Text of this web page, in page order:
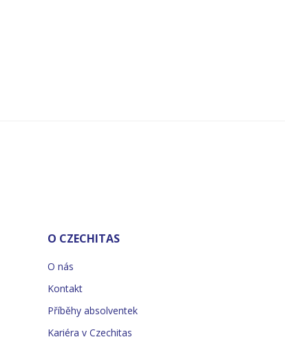
O CZECHITAS
O nás
Kontakt
Příběhy absolventek
Kariéra v Czechitas